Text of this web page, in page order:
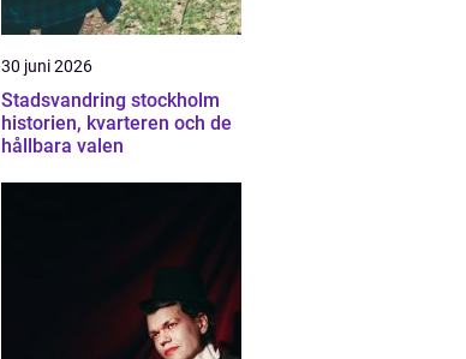
30 juni 2026
Stadsvandring stockholm
historien, kvarteren och de
hållbara valen